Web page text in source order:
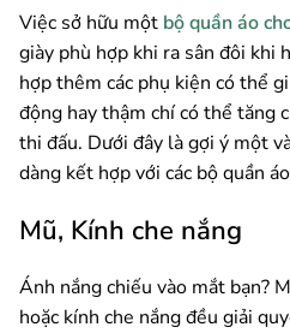
Việc sở hữu một bộ quần áo
giày phù hợp khi ra sân đôi khi
hợp thêm các phụ kiện có thể
động hay thậm chí có thể tăng
thi đấu. Dưới đây là gợi ý một
dàng kết hợp với các bộ quần
Mũ, Kính che nắng
Ánh nắng chiếu vào mắt bạn?
hoặc kính che nắng đều giải